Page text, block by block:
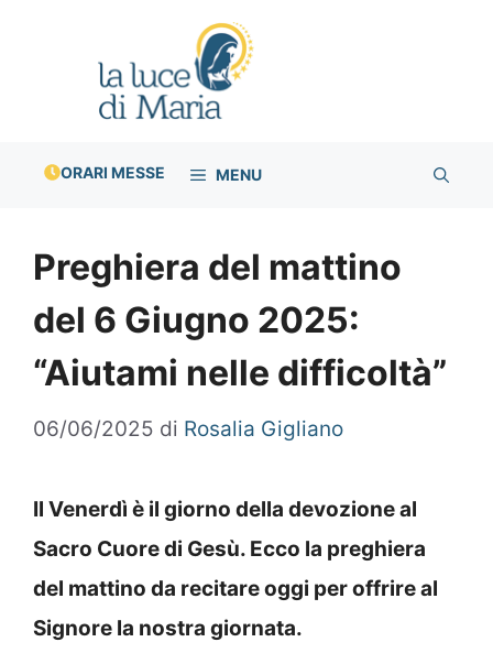
ORARI MESSE MENU
Preghiera del mattino
del 6 Giugno 2025:
“Aiutami nelle difficoltà”
06/06/2025 di Rosalia Gigliano
Il Venerdì è il giorno della devozione al
Sacro Cuore di Gesù. Ecco la preghiera
del mattino da recitare oggi per offrire al
Signore la nostra giornata.